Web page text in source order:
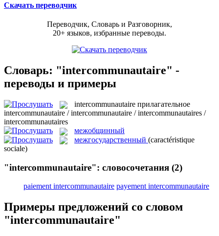
Скачать переводчик
Переводчик, Словарь и Разговорник,
20+ языков, избранные переводы.
Словарь: "intercommunautaire" -
переводы и примеры
intercommunautaire прилагательное
intercommunautaire / intercommunautaire / intercommunautaires /
intercommunautaires
межобщинный
межгосударственный (caractéristique
sociale)
"intercommunautaire": словосочетания (2)
paiement intercommunautaire payement intercommunautaire
Примеры предложений со словом
"intercommunautaire"